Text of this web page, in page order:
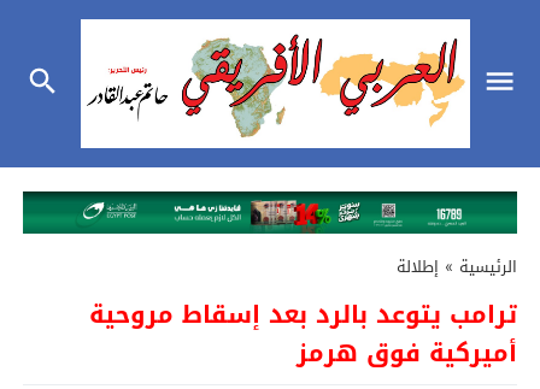
الرئيسية » إطلالة
ترامب يتوعد بالرد بعد إسقاط مروحية
أميركية فوق هرمز